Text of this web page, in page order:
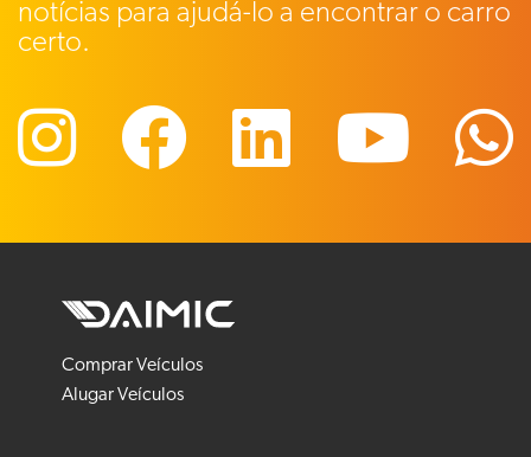
notícias para ajudá-lo a encontrar o carro
certo.
Comprar Veículos
Alugar Veículos